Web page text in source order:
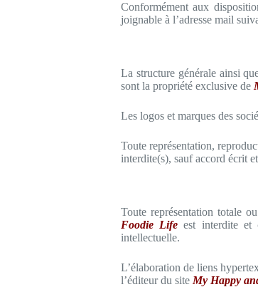
Conformément aux
joignable à l’adresse mail
La structure générale ainsi
sont la propriété exclusive de
Les logos et marques des
Toute représentation,
interdite(s), sauf accord écrit
Toute représentation totale
Foodie Life est interdite et
intellectuelle.
L’élaboration de liens
l’éditeur du site My Happy